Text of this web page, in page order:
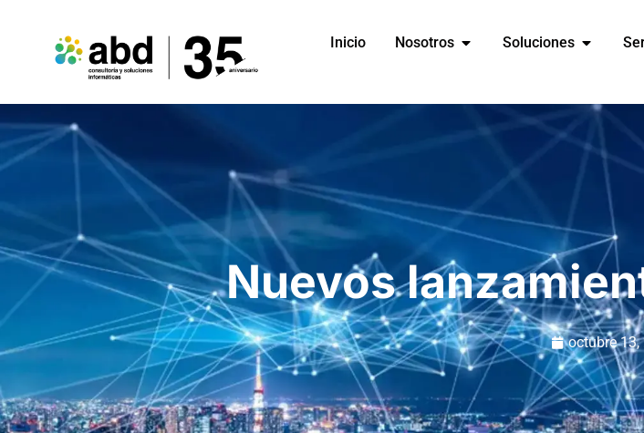
Inicio Nosotros Soluciones
Nuevos
octubre 13,